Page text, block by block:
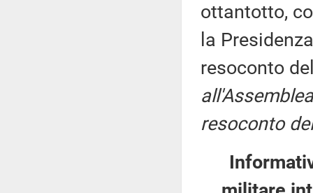
ottantotto,
la
resoconto
resoconto